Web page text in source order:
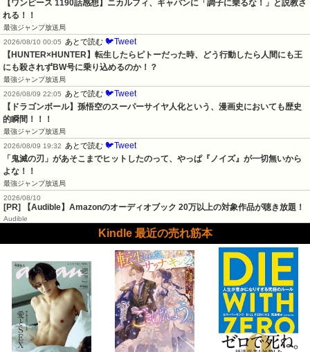
【ワンピース 1190話感想】ニカルフィ、ギャバンに「調子に乗るな！」と説教さ
れる！！
最強ジャンプ放送局
2026/08/10 00:05
あとで読む 🐦Tweet
【HUNTER×HUNTER】転生したらピトーだった時、どう行動したら人間にも王
にも殺されずBW号に乗り込めるのか！？
最強ジャンプ放送局
2026/08/09 22:05
あとで読む 🐦Tweet
【ドラゴンボール】孫悟空のスーパーサイヤ人化という、漫画史においても歴史
的瞬間！！！
最強ジャンプ放送局
2026/08/09 19:32
あとで読む 🐦Tweet
「鬼滅の刃」があそこまでヒットしたのって、やっぱ『ノイズ』が一切無いから
よな！！
最強ジャンプ放送局
2026/08/10
[PR] 【Audible】Amazonのオーディオブック 20万以上の対象作品が聴き放題！
Audible
Kindle 最近の売れ筋本